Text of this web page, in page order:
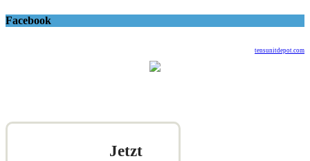
Facebook
tensunitdepot.com
Jetzt